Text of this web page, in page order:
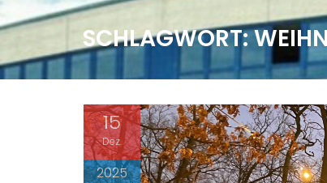
SCHLAGWORT:
15
Dez.
2025